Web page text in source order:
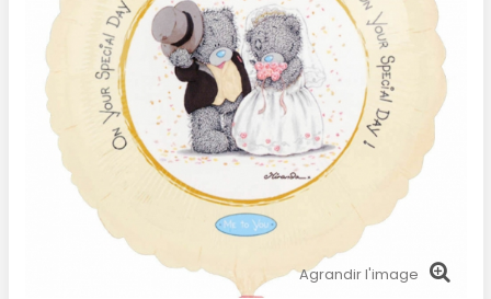
Agrandir l'image